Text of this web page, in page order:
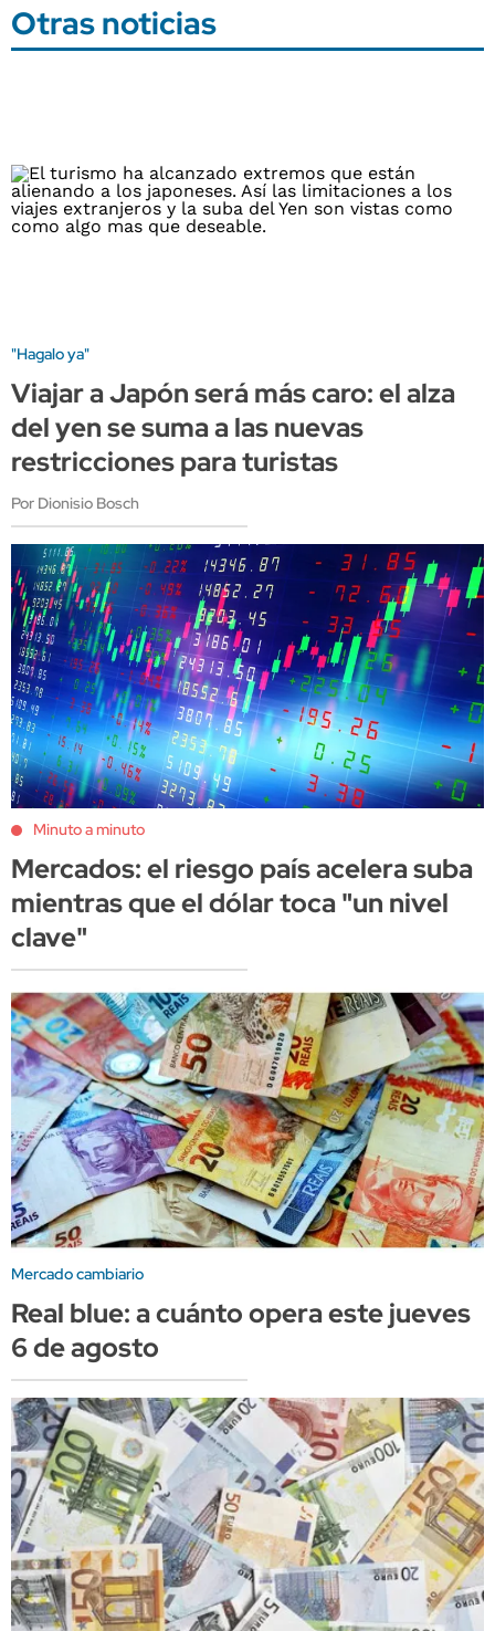
Otras noticias
"Hagalo ya"
Viajar a Japón será más caro: el alza
del yen se suma a las nuevas
restricciones para turistas
Por Dionisio Bosch
Minuto a minuto
Mercados: el riesgo país acelera suba
mientras que el dólar toca "un nivel
clave"
Mercado cambiario
Real blue: a cuánto opera este jueves
6 de agosto